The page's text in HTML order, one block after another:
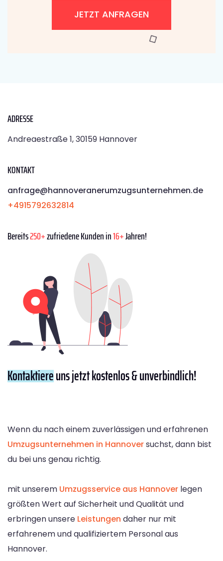
JETZT ANFRAGEN
ADRESSE
Andreaestraße 1, 30159 Hannover
KONTAKT
anfrage@hannoveranerumzugsunternehmen.de
+4915792632814
Bereits250+zufriedene Kunden in16+Jahren!
Kontaktiereuns jetzt kostenlos & unverbindlich!
Wenn du nach einem zuverlässigen und erfahrenen
Umzugsunternehmen in Hannoversuchst, dann bist
du bei uns genau richtig.
mit unserem Umzugsservice aus Hannover legen
größten Wert auf Sicherheit und Qualität und
erbringen unsere Leistungen daher nur mit
erfahrenem und qualifiziertem Personal aus
Hannover.